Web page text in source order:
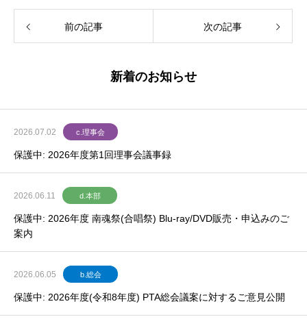
前の記事 次の記事
新着のお知らせ
2026.07.02 c.理事会
保護中: 2026年度第1回理事会議事録
2026.06.11 d.本部
保護中: 2026年度 南魂祭(合唱祭) Blu-ray/DVD販売・申込みのご
案内
2026.06.05 b.総会
保護中: 2026年度(令和8年度) PTA総会議案に対するご意見公開